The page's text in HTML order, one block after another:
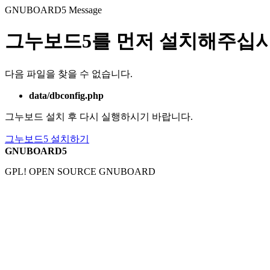
GNUBOARD5 Message
그누보드5를 먼저 설치해주십
다음 파일을 찾을 수 없습니다.
data/dbconfig.php
그누보드 설치 후 다시 실행하시기 바랍니다.
그누보드5 설치하기
GNUBOARD5
GPL! OPEN SOURCE GNUBOARD